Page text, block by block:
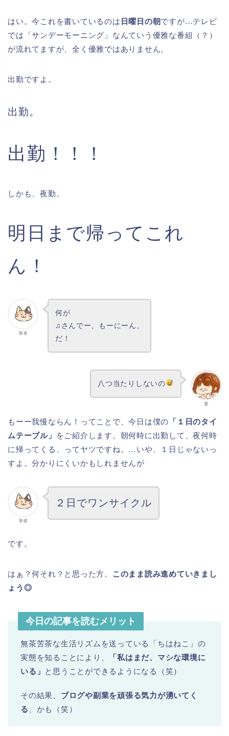
はい。今これを書いているのは 日曜日の朝ですが…テレビ
では「サンデーモーニング」なんていう優雅な番組（？）
が流れてますが、全く優雅ではありません。
出勤ですよ。
出勤。
出勤！！！
しかも、夜勤。
明日まで帰ってこれ
ん！
筆者
何が
♫さんでー、もーにーん、
だ！
妻
八つ当たりしないの
もーー我慢ならん！ってことで、今日は僕の 「１日のタイ
ムテーブル」
をご紹介します。朝何時に出勤して、夜何時
に帰ってくる、ってヤツですね。…いや、１日じゃないっ
すよ。分かりにくいかもしれませんが
筆者
２日でワンサイクル
です。
はぁ？何それ？と思った方。 このまま読み進めていきまし
ょう◎
今日の記事を読むメリット
無茶苦茶な生活リズムを送っている「ちはねこ」の
実態を知ることにより、
「私はまだ、マシな環境に
いる」 と思うことができるようになる（笑）
その結果、 ブログや副業を頑張る気力が湧いてく
る
、かも（笑）